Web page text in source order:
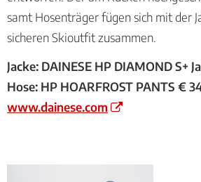
samt Hosenträger fügen sich mit der
sicheren Skioutfit zusammen.
Jacke: DAINESE HP DIAMOND S+
Hose: HP HOARFROST PANTS €
www.dainese.com